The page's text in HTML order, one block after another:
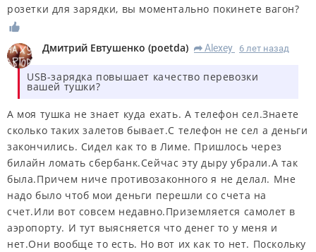
розетки для зарядки, вы моментально покинете вагон?
Дмитрий Евтушенко (poetda) R Alexey 6 лет назад
USB-зарядка повышает качество перевозки
вашей тушки?
А моя тушка не знает куда ехать. А телефон сел.Знаете
сколько таких залетов бывает.С телефон не сел а деньги
закончились. Сидел как то в Лиме. Пришлось через
билайн ломать сбербанк.Сейчас эту дыру убрали.А так
была.Причем ниче противозаконного я не делал. Мне
надо было чтоб мои деньги перешли со счета на
счет.Или вот совсем недавно.Приземляется самолет в
аэропорту. И тут выясняется что денег то у меня и
нет.Они вообще то есть. Но вот их как то нет. Поскольку